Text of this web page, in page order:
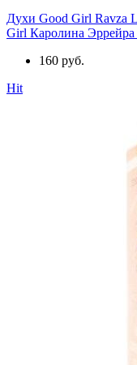
Духи Good Girl Ravza
Girl Каролина
160 руб.
Hit